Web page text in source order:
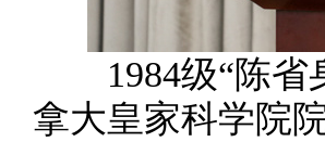
1984级“陈省
拿大皇家科学院